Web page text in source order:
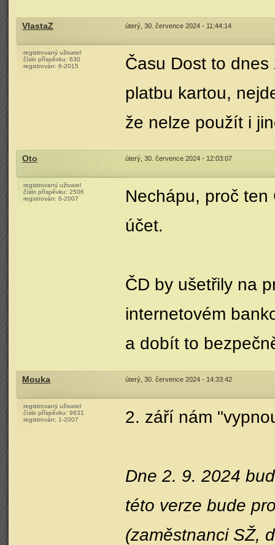
VlastaZ úterý, 30. července 2024 - 11:44:14
registrovaný uživatel
číslo příspěvku: 630
registrován: 6-2015
Času Dost to
platbu kartou,
že nelze použít i
Oto úterý, 30. července 2024 - 12:03:07
registrovaný uživatel
číslo příspěvku: 2506
registrován: 6-2007
Nechápu, proč
účet.
ČD by ušetřily na
internetovém
a dobít to
Mouka úterý, 30. července 2024 - 14:33:42
registrovaný uživatel
číslo příspěvku: 9831
registrován: 1-2007 2. září nám
Dne 2. 9. 2024
této verze bude
(zaměstnanci SŽ,